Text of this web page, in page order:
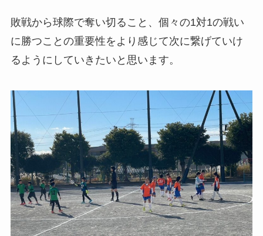
敗戦から球際で奪い切ること、個々の1対1の戦い
に勝つことの重要性をより感じて次に繋げていけ
るようにしていきたいと思います。